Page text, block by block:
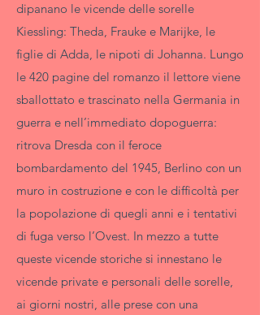
dipanano le vicende delle sorelle
Kiessling: Theda, Frauke e Marijke, le
figlie di Adda, le nipoti di Johanna. Lungo
le 420 pagine del romanzo il lettore viene
sballottato e trascinato nella Germania in
guerra e nell’immediato dopoguerra:
ritrova Dresda con il feroce
bombardamento del 1945, Berlino con un
muro in costruzione e con le difficoltà per
la popolazione di quegli anni e i tentativi
di fuga verso l’Ovest. In mezzo a tutte
queste vicende storiche si innestano le
vicende private e personali delle sorelle,
ai giorni nostri, alle prese con una